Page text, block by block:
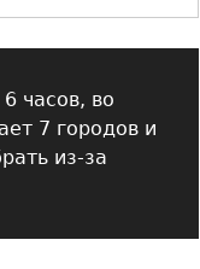
часов, во
7 городов и
из-за